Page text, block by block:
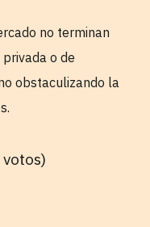
no terminan
o de
obstaculizando la